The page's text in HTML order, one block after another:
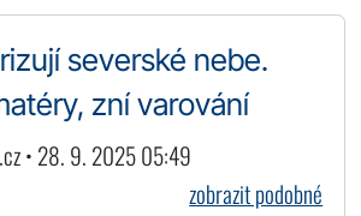
severské nebe.
zní varování
• 28. 9. 2025 05:49
zobrazit podobné